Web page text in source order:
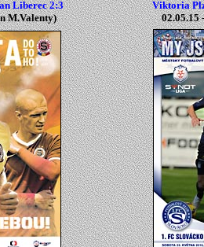
Liberec 2:3
Viktoria
M.Valenty) 02.05.15